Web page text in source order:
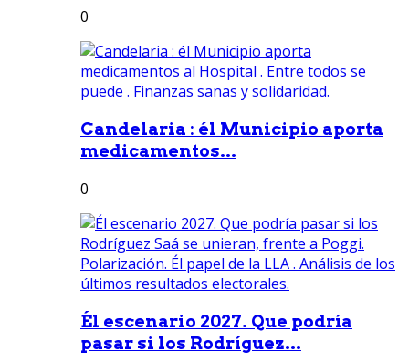
0
Candelaria : él Municipio aporta
medicamentos...
0
Él escenario 2027. Que podría
pasar si los Rodríguez...